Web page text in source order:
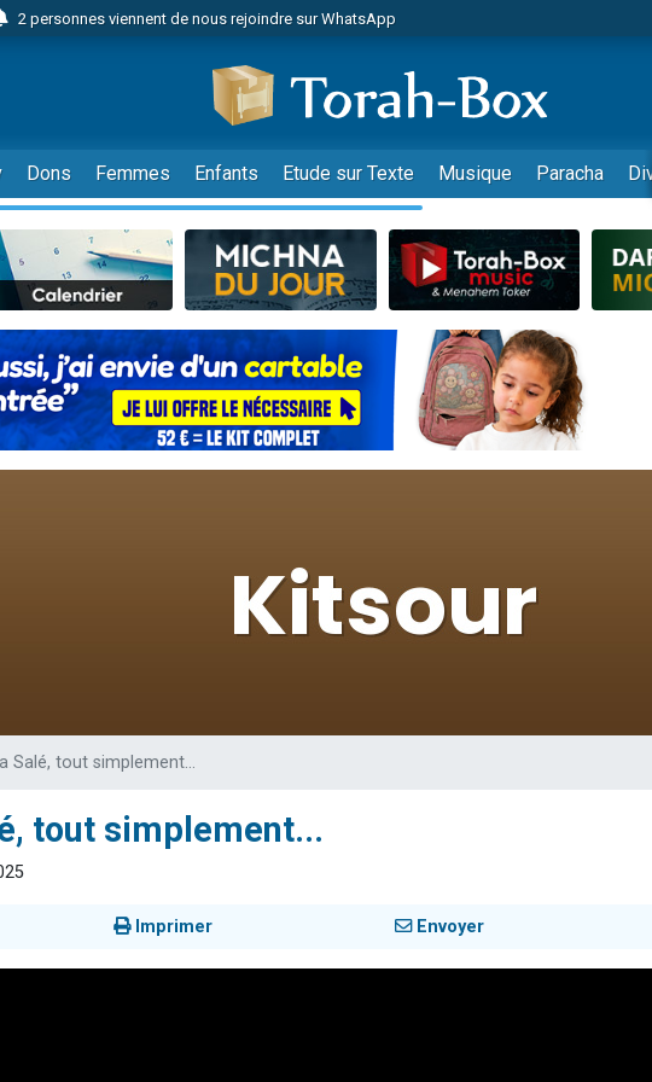
2 personnes viennent de nous rejoindre sur WhatsApp
2 nouvelles musiques dans Torah-Box Music
8 personnes viennent de faire un don pour Tsédaka : pauvres d'Israel
4 personnes viennent de faire un don pour Diane, 80 ans, dans un appartement
Nouvelle émission radio : Visions de grandeur n°104 : Le Chabbath et le Birkat Hamazone à
61 personnes viennent de demander une bénédiction
39 personnes viennent de faire un don pour Sauvez la jambe de Yohan
Il reste 49 places pour étudier en groupe sur Zoom
Ariel vient de donner son Maasser
Nathaniel vient de donner son Maasser
6 personnes viennent de faire un don pour 5 enfants déjà orphelins risquent de perdre
2 personnes viennent de faire un don pour Reloger Rivka, 6 enfants, victime de
2 personnes viennent de nous rejoindre sur WhatsApp
2 personnes viennent de nous rejoindre sur WhatsApp
Dons Femmes Enfants Etude sur Texte Musique Paracha
Salé, tout simplement...
tout simplement...
Imprimer Envoyer